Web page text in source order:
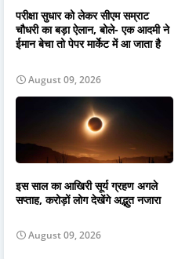
परीक्षा सुधार को लेकर सीएम सम्राट
चौधरी का बड़ा ऐलान, बोले- एक आदमी ने
ईमान बेचा तो पेपर मार्केट में आ जाता है
August 09, 2026
इस साल का आखिरी सूर्य ग्रहण अगले
सप्ताह, करोड़ों लोग देखेंगे अद्भुत नजारा
August 09, 2026